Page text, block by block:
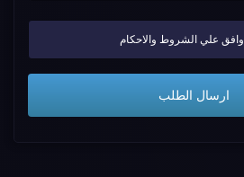
اوافق علي الشروط والاحكام